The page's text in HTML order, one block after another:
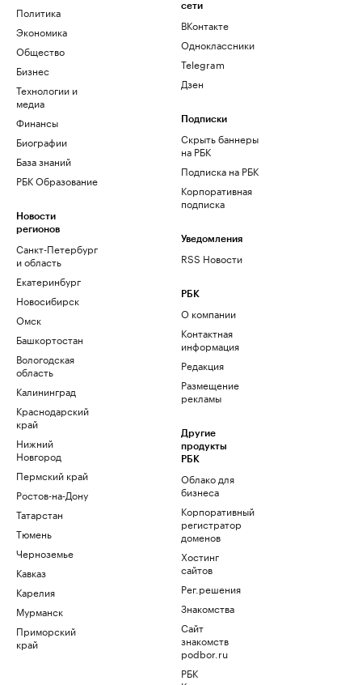
Политика
Экономика
Общество
Бизнес
Технологии и
медиа
Финансы
Биографии
База знаний
РБК Образование
Новости
регионов
Санкт-Петербург
и область
Екатеринбург
Новосибирск
Омск
Башкортостан
Вологодская
область
Калининград
Краснодарский
край
Нижний
Новгород
Пермский край
Ростов-на-Дону
Татарстан
Тюмень
Черноземье
Кавказ
Карелия
Мурманск
Приморский
край
сети
ВКонтакте
Одноклассники
Telegram
Дзен
Подписки
Скрыть баннеры
на РБК
Подписка на РБК
Корпоративная
подписка
Уведомления
RSS Новости
РБК
О компании
Контактная
информация
Редакция
Размещение
рекламы
Другие
продукты
РБК
Облако для
бизнеса
Корпоративный
регистратор
доменов
Хостинг
сайтов
Рег.решения
Знакомства
Сайт
знакомств
podbor.ru
РБК